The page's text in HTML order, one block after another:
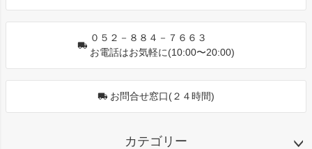
０５２－８８４－７６６３
お電話はお気軽に(10:00〜20:00)
お問合せ窓口(２４時間)
カテゴリー